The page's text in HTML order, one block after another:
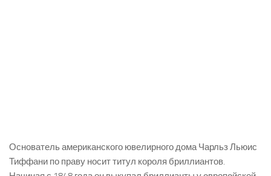
Основатель американского ювелирного дома Чарльз Льюис
Тиффани по праву носит титул короля бриллиантов.